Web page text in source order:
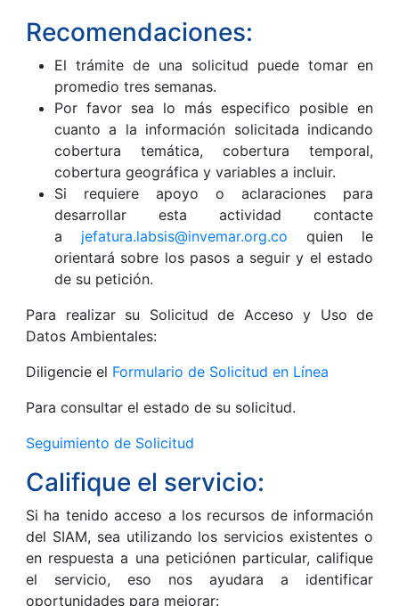
Recomendaciones:
El trámite de una solicitud puede tomar en
promedio tres semanas.
Por favor sea lo más especifico posible en
cuanto a la información solicitada indicando
cobertura temática, cobertura temporal,
cobertura geográfica y variables a incluir.
Si requiere apoyo o aclaraciones para
desarrollar esta actividad contacte
a jefatura.labsis@invemar.org.co quien le
orientará sobre los pasos a seguir y el estado
de su petición.
Para realizar su Solicitud de Acceso y Uso de
Datos Ambientales:
Diligencie el Formulario de Solicitud en Línea
Para consultar el estado de su solicitud.
Seguimiento de Solicitud
Califique el servicio:
Si ha tenido acceso a los recursos de información
del SIAM, sea utilizando los servicios existentes o
en respuesta a una peticiónen particular, califique
el servicio, eso nos ayudara a identificar
oportunidades para mejorar: